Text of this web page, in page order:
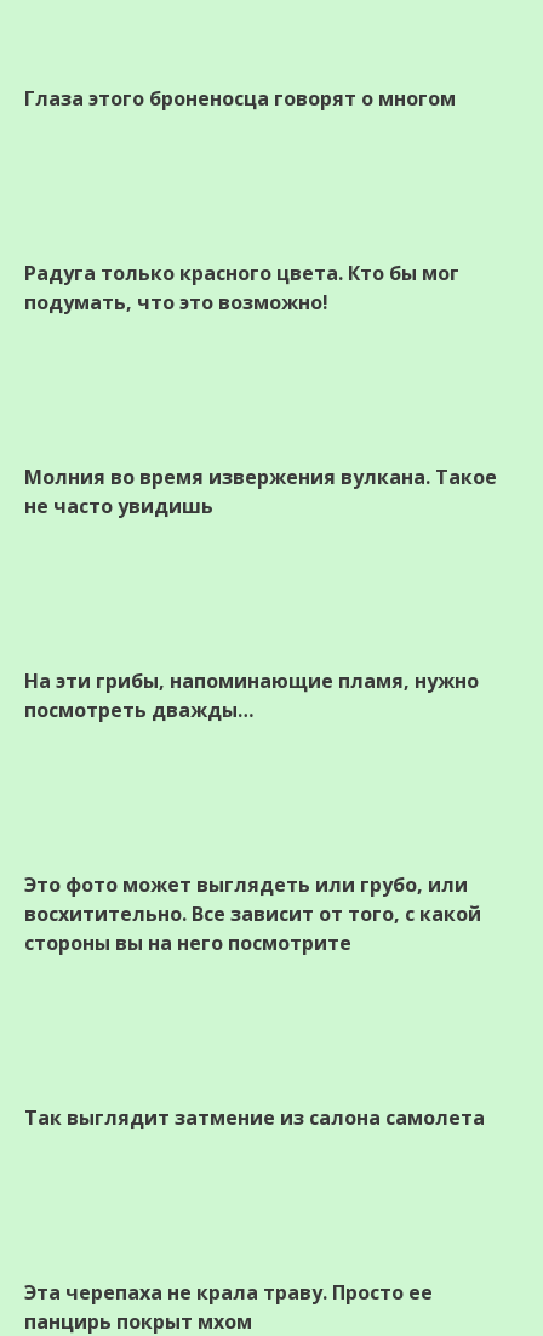
Глаза этого броненосца говорят о многом
Радуга только красного цвета. Кто бы мог
подумать, что это возможно!
Молния во время извержения вулкана. Такое
не часто увидишь
На эти грибы, напоминающие пламя, нужно
посмотреть дважды…
Это фото может выглядеть или грубо, или
восхитительно. Все зависит от того, с какой
стороны вы на него посмотрите
Так выглядит затмение из салона самолета
Эта черепаха не крала траву. Просто ее
панцирь покрыт мхом